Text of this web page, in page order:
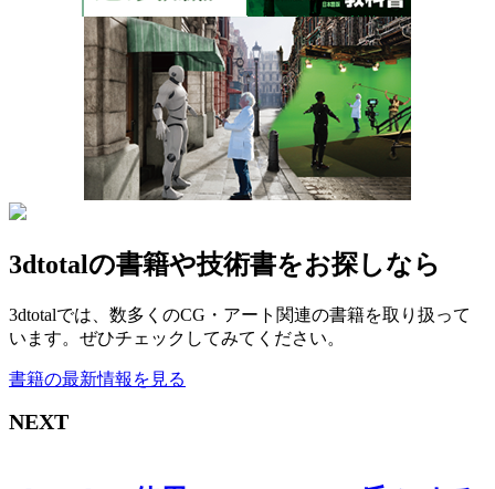
3dtotalの書籍や技術書をお探しなら
3dtotalでは、数多くのCG・アート関連の書籍を取り扱って
います。ぜひチェックしてみてください。
書籍の最新情報を見る
NEXT